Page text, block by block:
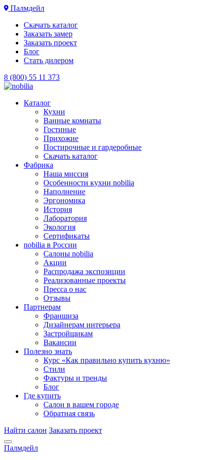
Палмдейл
Скачать каталог
Заказать замер
Заказать проект
Блог
Стать дилером
8 (800) 55 11 373
Каталог
Кухни
Ванные комнаты
Гостиные
Прихожие
Постирочные и гардеробные
Скачать каталог
Фабрика
Наша миссия
Особенности кухни nobilia
Наполнение
Эргономика
История
Лаборатория
Экология
Сертификаты
nobilia в России
Салоны nobilia
Акции
Распродажа экспозиции
Реализованные проекты
Пресса о нас
Отзывы
Партнерам
Франшиза
Дизайнерам интерьера
Застройщикам
Вакансии
Полезно знать
Курс «Как правильно купить кухню»
Cтили
Фактуры и тренды
Блог
Где купить
Салон в вашем городе
Обратная связь
Найти салон Заказать проект
Палмдейл